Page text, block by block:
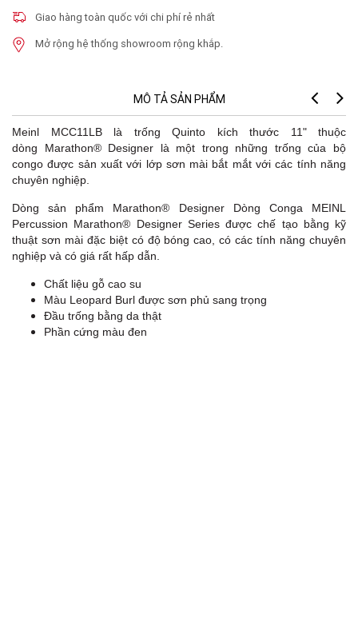
Giao hàng toàn quốc với chi phí rẻ nhất
Mở rộng hệ thống showroom rộng khắp.
MÔ TẢ SẢN PHẨM
Meinl MCC11LB là trống Quinto kích thước 11" thuộc
dòng Marathon® Designer là một trong những trống của bộ
congo được sản xuất với lớp sơn mài bắt mắt với các tính năng
chuyên nghiệp.
Dòng sản phẩm Marathon® Designer Dòng Conga MEINL
Percussion Marathon® Designer Series được chế tạo bằng kỹ
thuật sơn mài đặc biệt có độ bóng cao, có các tính năng chuyên
nghiệp và có giá rất hấp dẫn.
Chất liệu gỗ cao su
Màu Leopard Burl được sơn phủ sang trọng
Đầu trống bằng da thật
Phần cứng màu đen